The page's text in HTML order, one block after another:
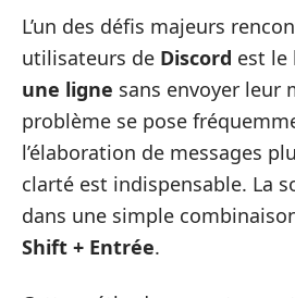
L’un des défis majeurs
utilisateurs de Discord est le
une ligne sans envoyer leur
problème se pose
l’élaboration de messages
clarté est indispensable. La
dans une simple
Shift + Entrée.